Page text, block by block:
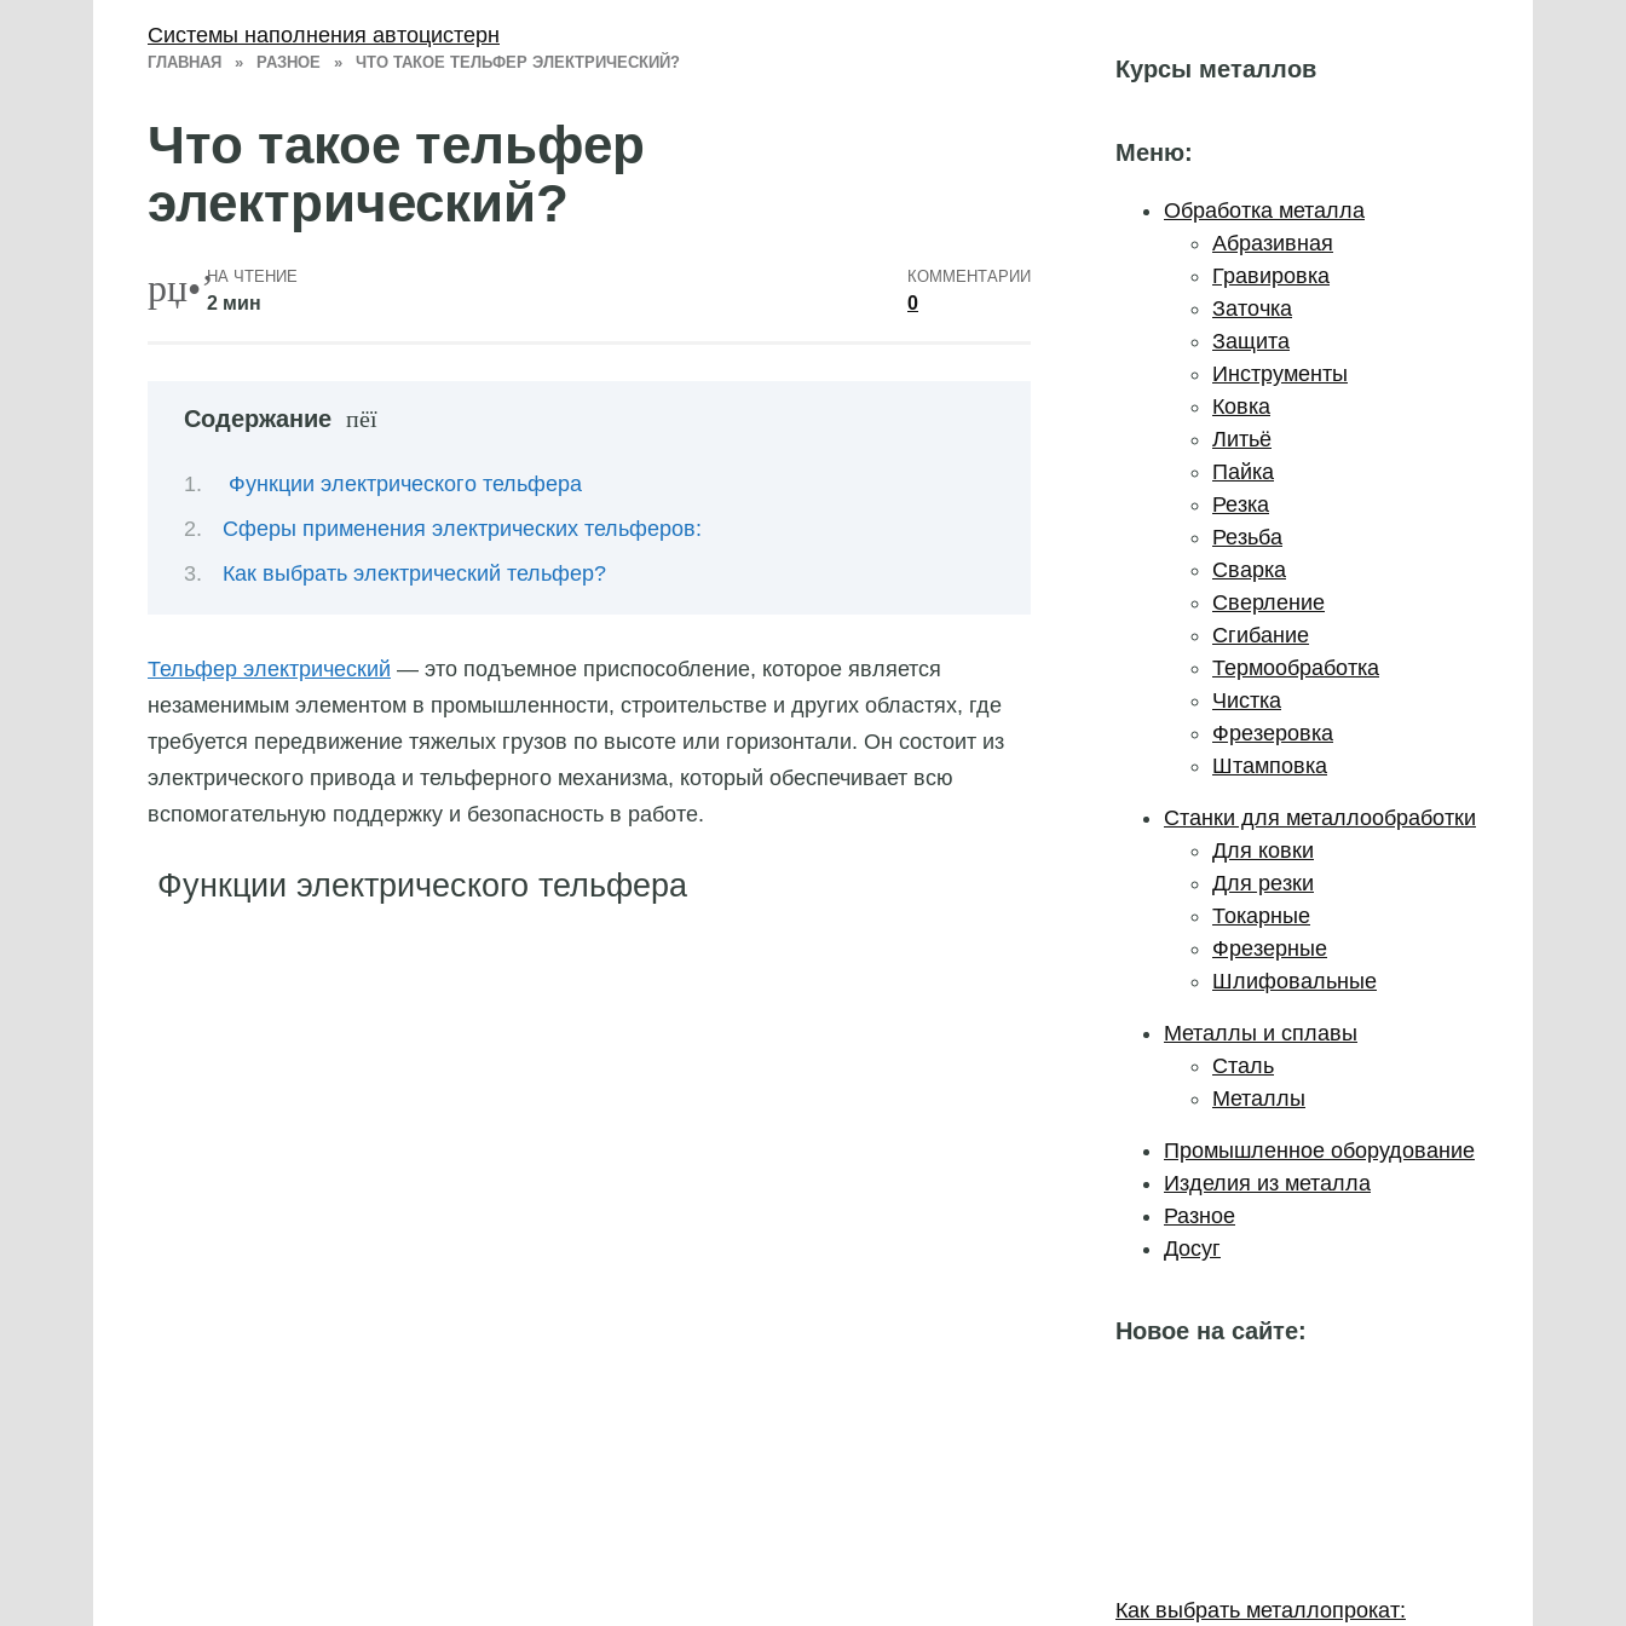
ГЛАВНАЯ » РАЗНОЕ » ЧТО ТАКОЕ ТЕЛЬФЕР ЭЛЕКТРИЧЕСКИЙ?
Что такое тельфер
электрический?
НА ЧТЕНИЕ
2 мин
КОММЕНТАРИИ
0
Содержание
Функции электрического тельфера
Сферы применения электрических тельферов:
Как выбрать электрический тельфер?
Тельфер электрический — это подъемное приспособление, которое является
незаменимым элементом в промышленности, строительстве и других областях, где
требуется передвижение тяжелых грузов по высоте или горизонтали. Он состоит из
электрического привода и тельферного механизма, который обеспечивает всю
вспомогательную поддержку и безопасность в работе.
Функции электрического тельфера
Курсы металлов
Меню:
Обработка металла
Абразивная
Гравировка
Заточка
Защита
Инструменты
Ковка
Литьё
Пайка
Резка
Резьба
Сварка
Сверление
Сгибание
Термообработка
Чистка
Фрезеровка
Штамповка
Станки для металлообработки
Для ковки
Для резки
Токарные
Фрезерные
Шлифовальные
Металлы и сплавы
Сталь
Металлы
Промышленное оборудование
Изделия из металла
Разное
Досуг
Новое на сайте:
Как выбрать металлопрокат:
Системы наполнения автоцистерн